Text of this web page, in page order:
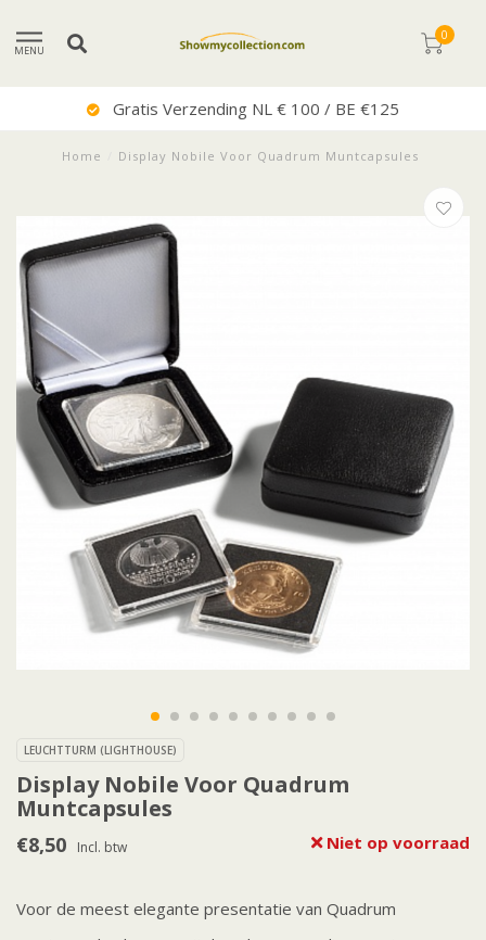
MENU
0
Gratis Verzending NL € 100 / BE €125
Home Display Nobile Voor Quadrum Muntcapsules
LEUCHTTURM (LIGHTHOUSE)
Display Nobile Voor Quadrum
Muntcapsules
€8,50 Incl. btw Niet op voorraad
Voor de meest elegante presentatie van Quadrum